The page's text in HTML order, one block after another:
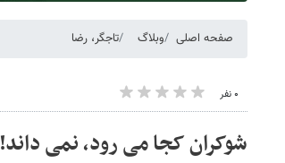
صفحه اصلی وبلاگ تاجگر، رضا
۰ نفر
شوکران کجا می رود، نمی داند!